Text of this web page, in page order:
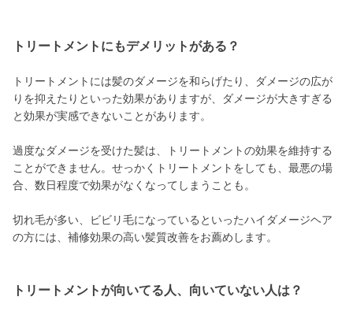
トリートメントにもデメリットがある？
トリートメントには髪のダメージを和らげたり、ダメージの広が
りを抑えたりといった効果がありますが、ダメージが大きすぎる
と効果が実感できないことがあります。
過度なダメージを受けた髪は、トリートメントの効果を維持する
ことができません。せっかくトリートメントをしても、最悪の場
合、数日程度で効果がなくなってしまうことも。
切れ毛が多い、ビビリ毛になっているといったハイダメージヘア
の方には、補修効果の高い髪質改善をお薦めします。
トリートメントが向いてる人、向いていない人は？